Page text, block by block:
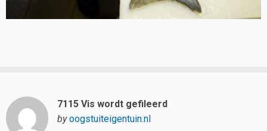
7115 Vis wordt gefileerd
by oogstuiteigentuin.nl